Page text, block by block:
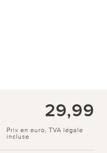
29,99
Prix en euro, TVA légale
incluse